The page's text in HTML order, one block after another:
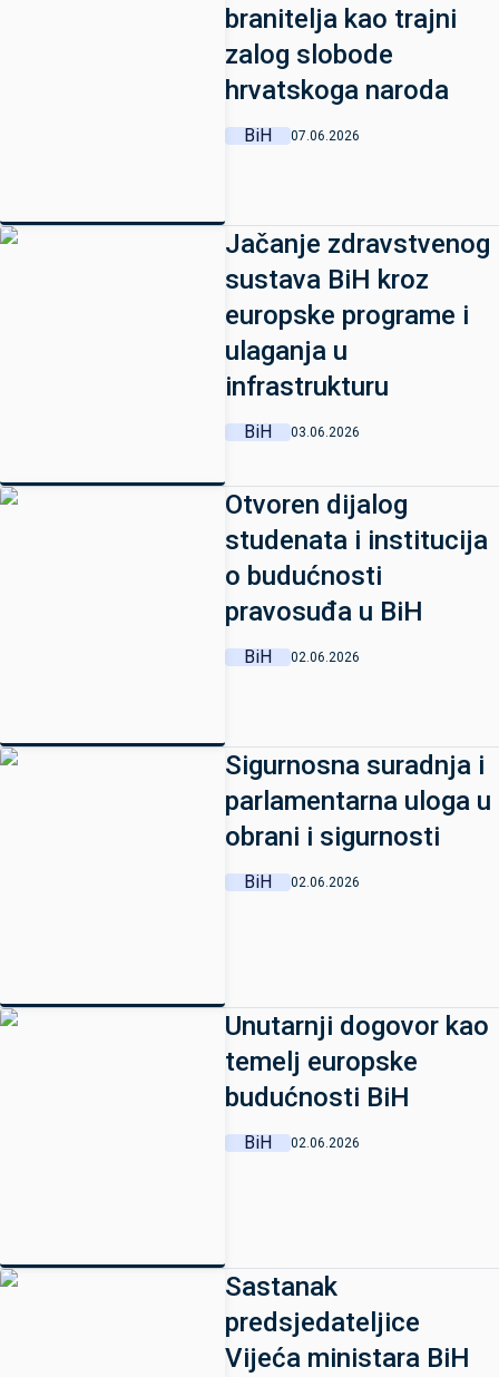
branitelja kao trajni
zalog slobode
hrvatskoga naroda
BiH 07.06.2026
Jačanje zdravstvenog
sustava BiH kroz
europske programe i
ulaganja u
infrastrukturu
BiH 03.06.2026
Otvoren dijalog
studenata i institucija
o budućnosti
pravosuđa u BiH
BiH 02.06.2026
Sigurnosna suradnja i
parlamentarna uloga u
obrani i sigurnosti
BiH 02.06.2026
Unutarnji dogovor kao
temelj europske
budućnosti BiH
BiH 02.06.2026
Sastanak
predsjedateljice
Vijeća ministara BiH